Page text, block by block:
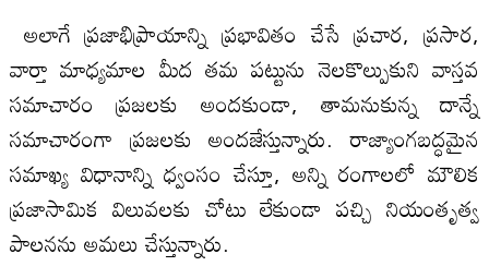
అలాగే ప్రజాభిప్రాయాన్ని ప్రభావితం చేసే ప్రచార, ప్రసార,
వార్తా మాధ్యమాల మీద తమ పట్టును నెలకొల్పుకుని వాస్తవ
సమాచారం ప్రజలకు అందకుండా, తామనుకున్న దాన్నే
సమాచారంగా ప్రజలకు అందజేస్తున్నారు. రాజ్యాంగబద్ధమైన
సమాఖ్య విధానాన్ని ధ్వంసం చేస్తూ, అన్ని రంగాలలో మౌలిక
ప్రజాసామిక విలువలకు చోటు లేకుండా పచ్చి నియంతృత్వ
పాలనను అమలు చేస్తున్నారు.